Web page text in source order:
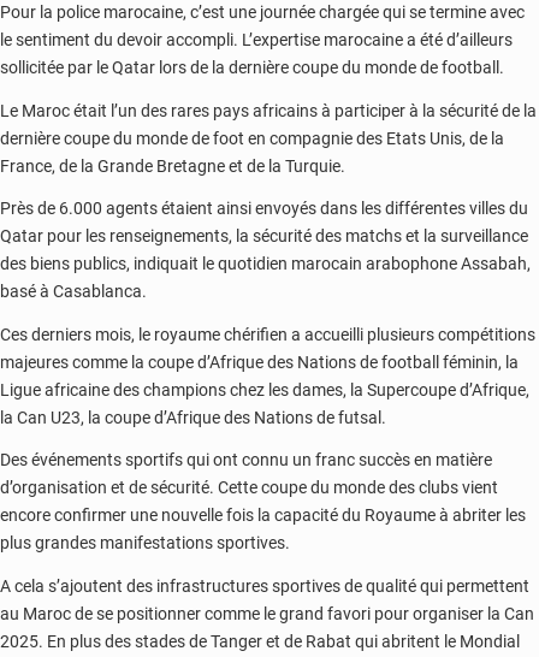
Pour la police marocaine, c’est une journée chargée qui se termine avec
le sentiment du devoir accompli. L’expertise marocaine a été d’ailleurs
sollicitée par le Qatar lors de la dernière coupe du monde de football.
Le Maroc était l’un des rares pays africains à participer à la sécurité de la
dernière coupe du monde de foot en compagnie des Etats Unis, de la
France, de la Grande Bretagne et de la Turquie.
Près de 6.000 agents étaient ainsi envoyés dans les différentes villes du
Qatar pour les renseignements, la sécurité des matchs et la surveillance
des biens publics, indiquait le quotidien marocain arabophone Assabah,
basé à Casablanca.
Ces derniers mois, le royaume chérifien a accueilli plusieurs compétitions
majeures comme la coupe d’Afrique des Nations de football féminin, la
Ligue africaine des champions chez les dames, la Supercoupe d’Afrique,
la Can U23, la coupe d’Afrique des Nations de futsal.
Des événements sportifs qui ont connu un franc succès en matière
d’organisation et de sécurité. Cette coupe du monde des clubs vient
encore confirmer une nouvelle fois la capacité du Royaume à abriter les
plus grandes manifestations sportives.
A cela s’ajoutent des infrastructures sportives de qualité qui permettent
au Maroc de se positionner comme le grand favori pour organiser la Can
2025. En plus des stades de Tanger et de Rabat qui abritent le Mondial